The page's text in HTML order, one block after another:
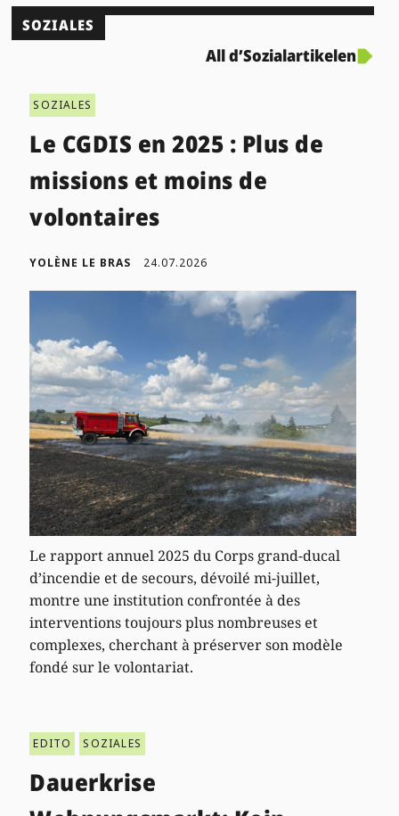
SOZIALES
All d’Sozialartikelen
SOZIALES
Le CGDIS en 2025 : Plus de
missions et moins de
volontaires
YOLÈNE LE BRAS 24.07.2026
Le rapport annuel 2025 du Corps grand-ducal
d’incendie et de secours, dévoilé mi-juillet,
montre une institution confrontée à des
interventions toujours plus nombreuses et
complexes, cherchant à préserver son modèle
fondé sur le volontariat.
EDITO SOZIALES
Dauerkrise